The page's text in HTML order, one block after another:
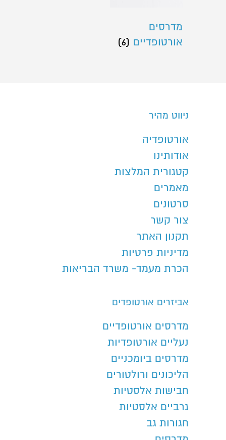
מדרסים
אורטופדיים (6)
ניווט מהיר
אורטופדיה
אודותינו
קטגורית המלצות
מאמרים
סרטונים
צור קשר
תקנון האתר
מדיניות פרטיות
הכרת מעמד- משרד הבריאות
אביזרים אורטופדים
מדרסים אורטופדיים
נעליים אורטופדיות
מדרסים ביומכניים
הליכונים ורולטורים
חבישות אלסטיות
גרביים אלסטיות
חגורות גב